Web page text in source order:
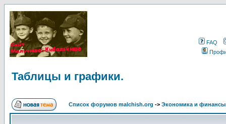
FAQ
Таблицы и графики.
Список форумов malchish.org -> Экономика и финансы